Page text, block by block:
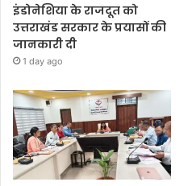
इंडोनेशिया के राजदूत को
उत्तराखंड सरकार के प्रयासों की
जानकारी दी
1 day ago